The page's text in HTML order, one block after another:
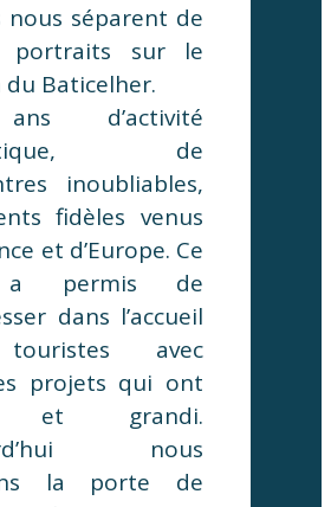
nous séparent de
portraits sur le
du Baticelher.
d’activité
de
inoubliables,
fidèles venus
et d’Europe. Ce
permis de
dans l’accueil
avec
projets qui ont
et grandi.
nous
la porte de